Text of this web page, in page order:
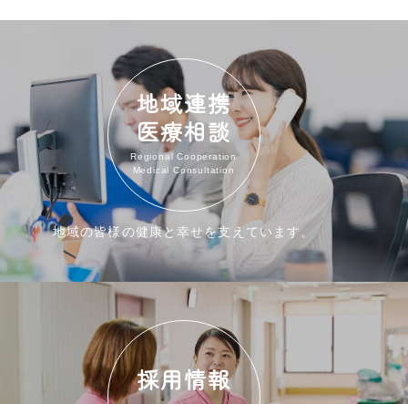
地域連携
医療相談
Regional Cooperation
Medical Consultation
地域の皆様の健康と幸せを支えています。
採用情報